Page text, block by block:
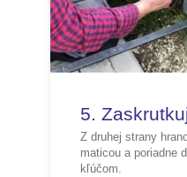
5.
Z druhej strany
maticou a poriadne
kľúčom.